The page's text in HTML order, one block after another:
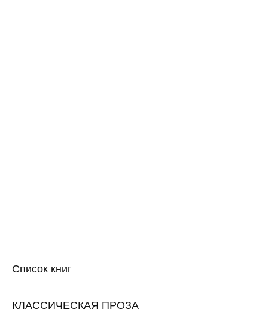
Список книг
КЛАССИЧЕСКАЯ ПРОЗА